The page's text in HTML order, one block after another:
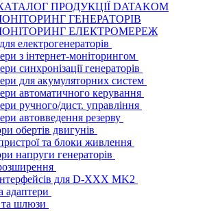
ПРОДУКЦІЇ DATAKOM
ГЕНЕРАТОРІВ
ЕЛЕКТРОМЕРЕЖ
електрогенераторів
з інтернет-моніторингом
синхронізації генераторів
для акумуляторних систем
автоматичного керування
ручного/дист. управління
автовведення резерву
обертів двигунів
та блоки живлення
напруги генераторів
для D-XXX MK2
адаптери
шлюзи